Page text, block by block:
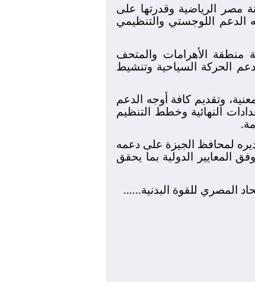
مصر الرياضية وقدرتها على
الدعم اللوجستي والتنظيمي
منطقة الأهرامات والمتحف
الحركة السياحية وتنشيط
وتقديم كافة أوجه الدعم
النهائية وخطط التنظيم
لمحافظ الجيزة على دعمه
المعايير الدولية بما يحقق
المصري للقوة البدنية......